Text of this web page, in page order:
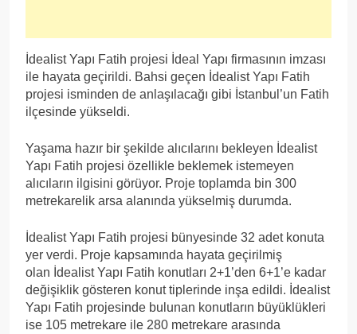
İdealist Yapı Fatih projesi İdeal Yapı firmasının imzası
ile hayata geçirildi. Bahsi geçen İdealist Yapı Fatih
projesi isminden de anlaşılacağı gibi İstanbul’un Fatih
ilçesinde yükseldi.
Yaşama hazır bir şekilde alıcılarını bekleyen İdealist
Yapı Fatih projesi özellikle beklemek istemeyen
alıcıların ilgisini görüyor. Proje toplamda bin 300
metrekarelik arsa alanında yükselmiş durumda.
İdealist Yapı Fatih projesi bünyesinde 32 adet konuta
yer verdi. Proje kapsamında hayata geçirilmiş
olan İdealist Yapı Fatih konutları 2+1’den 6+1’e kadar
değişiklik gösteren konut tiplerinde inşa edildi. İdealist
Yapı Fatih projesinde bulunan konutların büyüklükleri
ise 105 metrekare ile 280 metrekare arasında